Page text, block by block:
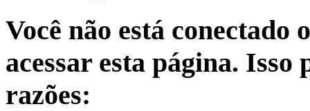
Você não está conectado
acessar esta página.
razões: